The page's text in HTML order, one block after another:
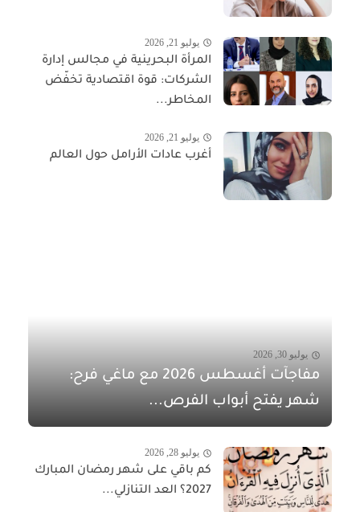
يوليو 21, 2026
المرأة البحرينية في مجالس إدارة
الشركات: قوة اقتصادية تخفّض
المخاطر...
يوليو 21, 2026
أغرب عادات الأرامل حول العالم
يوليو 30, 2026
مفاجآت أغسطس 2026 مع ماغي فرح:
شهر يفتح أبواب الفرص...
يوليو 28, 2026
كم باقي على شهر رمضان المبارك
2027؟ العد التنازلي...